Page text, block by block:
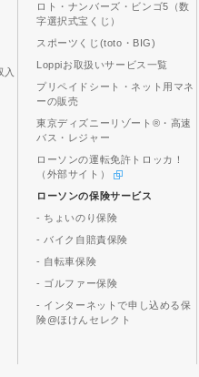
ロト・ナンバーズ・ビンゴ5（数
字選択式宝くじ）
スポーツくじ(toto・BIG)
Loppiお取扱いサービス一覧
プリペイドシート・ネット用マネ
ーの販売
東京ディズニーリゾート®・高速
バス・レジャー
ローソンの運転免許トロッカ！
（外部サイト）
ローソンの保険サービス
- ちょいのり保険
- バイク自賠責保険
- 自転車保険
- ゴルファー保険
- インターネットで申し込める保
険@ほけんセレクト